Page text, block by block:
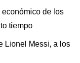
de los
tiempo
Lionel Messi, a los